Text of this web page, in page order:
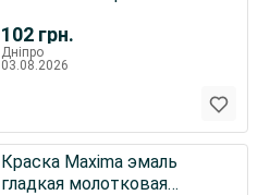
102 грн.
Дніпро
03.08.2026
Краска Maxima эмаль
гладкая молотковая